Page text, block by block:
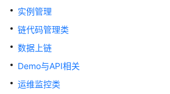
品
介
计
实例管理
链代码管理类
数据上链
Demo与API相关
运维监控类